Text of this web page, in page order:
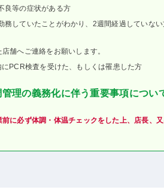
良等の症状がある方
務していたことがわかり、2週間経過していな
舗へご連絡をお願いします。
PCR検査を受けた、もしくは罹患した方
管理の義務化に伴う重要事項につい
前に必ず体調・体温チェックをした上、店長、